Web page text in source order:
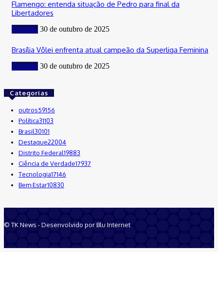
Flamengo: entenda situação de Pedro para final da
Libertadores
Esportes 30 de outubro de 2025
Brasília Vôlei enfrenta atual campeão da Superliga Feminina
Esportes 30 de outubro de 2025
Categorias
outros59156
Política31103
Brasil30101
Destaque22004
Distrito Federal19883
Ciência de Verdade17937
Tecnologia17146
Bem Estar10830
© TK News - Desenvolvido por Blu Internet